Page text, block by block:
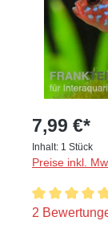
7,99 €*
Inhalt: 1 Stück
Preise inkl.
2